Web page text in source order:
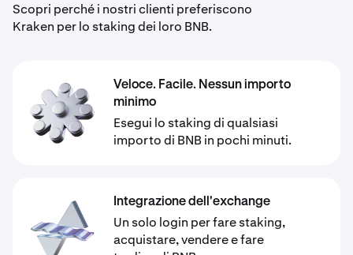
Scopri perché i nostri clienti preferiscono
Kraken per lo staking dei loro BNB.
Veloce. Facile. Nessun importo
minimo
Esegui lo staking di qualsiasi
importo di BNB in pochi minuti.
Integrazione dell'exchange
Un solo login per fare staking,
acquistare, vendere e fare